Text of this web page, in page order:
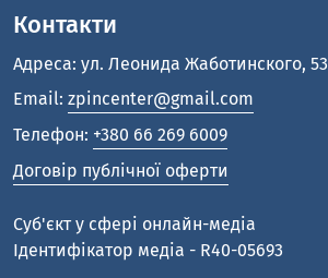
Контакти
Адреса: ул. Леонида Жаботинского, 53
Email: zpincenter@gmail.com
Телефон: +380 66 269 6009
Договір публічної оферти
Cуб'єкт у сфері онлайн-медіа
Ідентифікатор медіа - R40-05693